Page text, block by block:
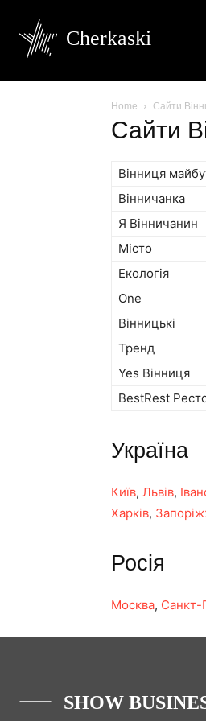
Cherkaski
Home Сайти
Сайти
Вінниця
Вінничанка
Я Вінничанин
Місто
Екологія
One
Вінницькі
Тренд
Yes Вінниця
BestRest
Україна
Київ, Львів,
Харків,
Росія
Москва, Санкт-
SHOW